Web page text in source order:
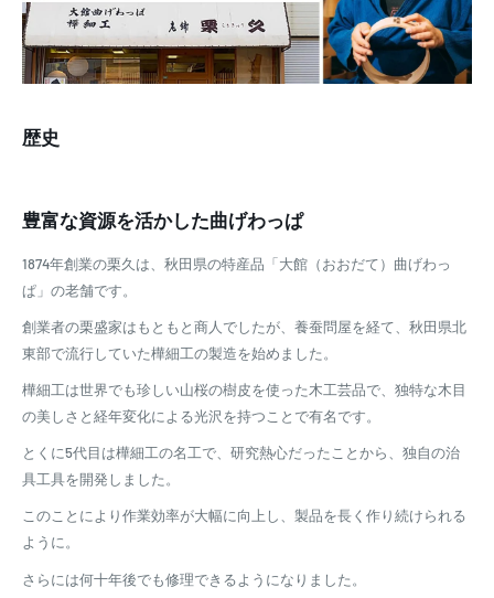
歴史
豊富な資源を活かした曲げわっぱ
1874年創業の栗久は、秋田県の特産品「大館（おおだて）曲げわっ
ぱ」の老舗です。
創業者の栗盛家はもともと商人でしたが、養蚕問屋を経て、秋田県北
東部で流行していた樺細工の製造を始めました。
樺細工は世界でも珍しい山桜の樹皮を使った木工芸品で、独特な木目
の美しさと経年変化による光沢を持つことで有名です。
とくに5代目は樺細工の名工で、研究熱心だったことから、独自の治
具工具を開発しました。
このことにより作業効率が大幅に向上し、製品を長く作り続けられる
ように。
さらには何十年後でも修理できるようになりました。